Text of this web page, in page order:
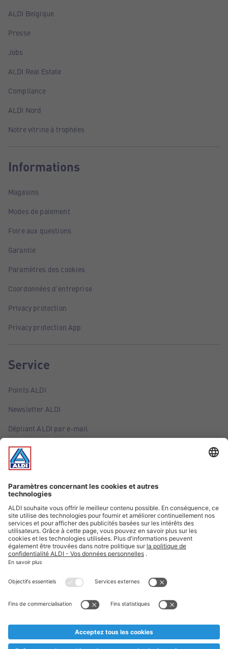
ALDI Belgique
Presse
Jobs
ALDI Real Estate
Compliance
ALDI Nord
Notre vitrine à trophées
Informations
Magasins
Modes de paiement
Foire aux questions
Garantie
Paramètres des cookies
Coordonnées d'entreprise
Privacy protection
Privacy protection App
Service
Points ALDI
Newsletter ALDI
Dépliant ALDI par e-mail
Offres
Infos essentielles
Suivez ALDI Belgique
Textes marqués d'un astérisque et mentions légales
* Nous vendons ces articles temporairement et jusqu'à
au cas où, malgré le planning bien étudié, nous serions
prématurément en rupture de stock. Prix Recupel et TVA incl.
** Sur ce site, l’utilisation de la forme masculine a été adoptée